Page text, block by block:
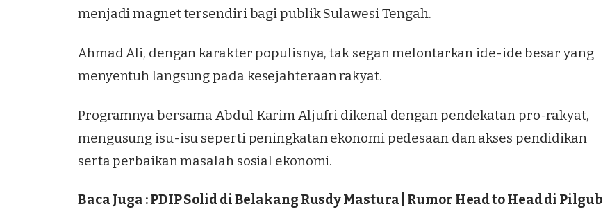
menjadi magnet tersendiri bagi publik Sulawesi Tengah.
Ahmad Ali, dengan karakter populisnya, tak segan melontarkan ide-ide besar yang
menyentuh langsung pada kesejahteraan rakyat.
Programnya bersama Abdul Karim Aljufri dikenal dengan pendekatan pro-rakyat,
mengusung isu-isu seperti peningkatan ekonomi pedesaan dan akses pendidikan
serta perbaikan masalah sosial ekonomi.
Baca Juga :PDIP Solid di Belakang Rusdy Mastura | Rumor Head to Head di Pilgub